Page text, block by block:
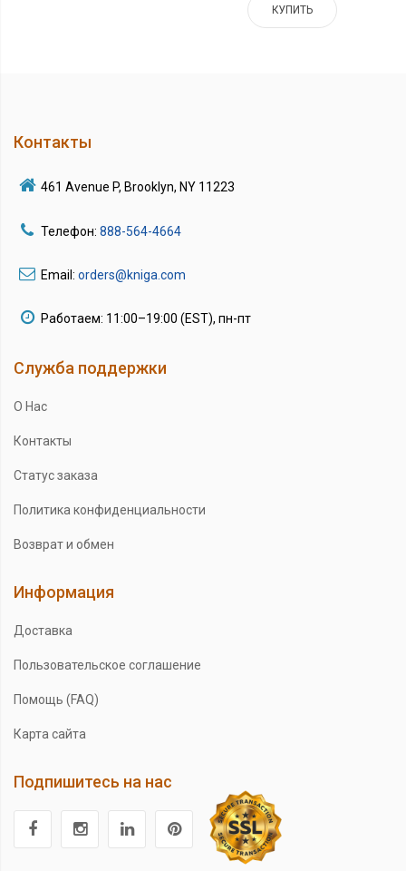
КУПИТЬ
Контакты
461 Avenue P, Brooklyn, NY 11223
Телефон: 888-564-4664
Email: orders@kniga.com
Работаем: 11:00–19:00 (EST), пн-пт
Служба поддержки
О Нас
Контакты
Статус заказа
Политика конфиденциальности
Возврат и обмен
Информация
Доставка
Пользовательское соглашение
Помощь (FAQ)
Карта сайта
Подпишитесь на нас